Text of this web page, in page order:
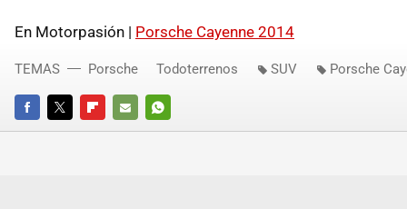
En Motorpasión | Porsche Cayenne 2014
FACEBOOKTWITTERFLIPBOARD
E-
WHATSAPP
TEMAS Porsche Todoterrenos SUV Porsche